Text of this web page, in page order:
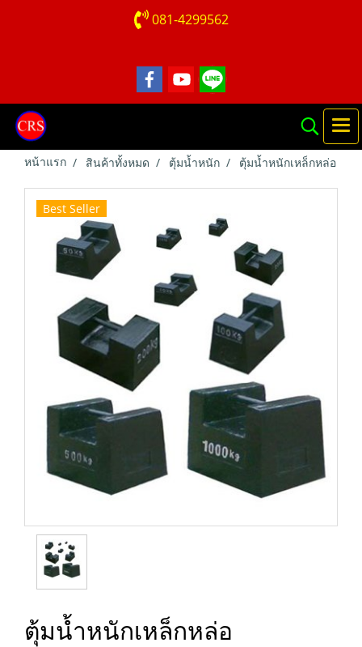
081-4299562
หน้าแรก สินค้าทั้งหมด ตุ้มน้ำหนัก ตุ้มน้ำหนักเหล็กหล่อ
Best Seller
ตุ้มน้ำหนักเหล็กหล่อ